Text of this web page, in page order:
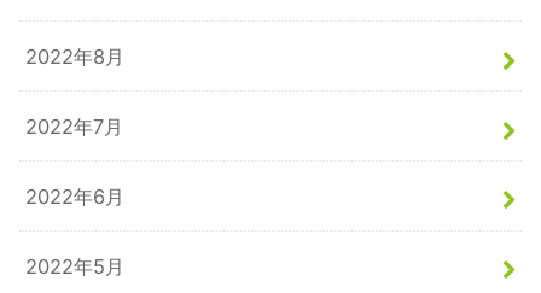
2022年8月
2022年7月
2022年6月
2022年5月